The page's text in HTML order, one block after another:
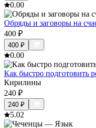
0.00
Обряды и заговоры на
400 ₽
400 ₽
0.00
Как быстро подготовить
Кирилины
240 ₽
240 ₽
5.02